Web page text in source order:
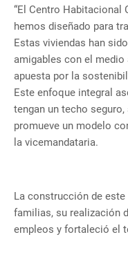
“El Centro Habitacional
hemos diseñado para
Estas viviendas han
amigables con el
apuesta por la
Este enfoque integral
tengan un techo
promueve un modelo
la vicemandataria.
La construcción de
familias, su realización
empleos y fortaleció el